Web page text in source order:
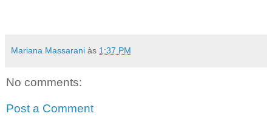
Mariana Massarani às 1:37 PM
No comments:
Post a Comment